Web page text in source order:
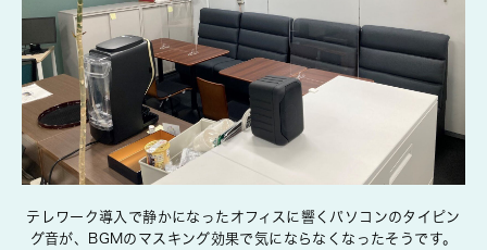
テレワーク導入で静かになったオフィスに響くパソコンのタイピン
グ音が、BGMのマスキング効果で気にならなくなったそうです。